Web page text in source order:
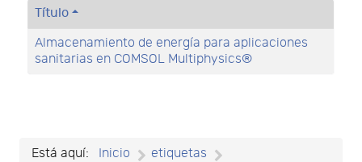
Título
Almacenamiento de energía para aplicaciones
sanitarias en COMSOL Multiphysics®
Está aquí: Inicio
etiquetas